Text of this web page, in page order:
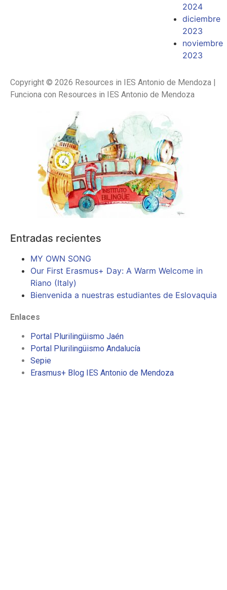
2024
diciembre
2023
noviembre
2023
Copyright © 2026 Resources in IES Antonio de Mendoza |
Funciona con Resources in IES Antonio de Mendoza
Entradas recientes
MY OWN SONG
Our First Erasmus+ Day: A Warm Welcome in
Riano (Italy)
Bienvenida a nuestras estudiantes de Eslovaquia
Enlaces
Portal Plurilingüismo Jaén
Portal Plurilingüismo Andalucía
Sepie
Erasmus+ Blog IES Antonio de Mendoza